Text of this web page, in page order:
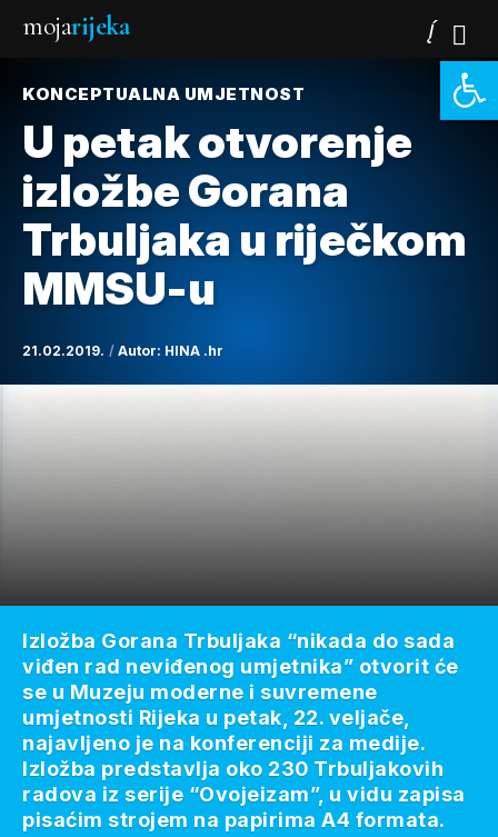
mojarijeka
KONCEPTUALNA UMJETNOST
U petak otvorenje
izložbe Gorana
Trbuljaka u riječkom
MMSU-u
21.02.2019. Autor: HINA .hr
Izložba Gorana Trbuljaka “nikada do sada
viđen rad neviđenog umjetnika” otvorit će
se u Muzeju moderne i suvremene
umjetnosti Rijeka u petak, 22. veljače,
najavljeno je na konferenciji za medije.
Izložba predstavlja oko 230 Trbuljakovih
radova iz serije “Ovojeizam”, u vidu zapisa
pisaćim strojem na papirima A4 formata.